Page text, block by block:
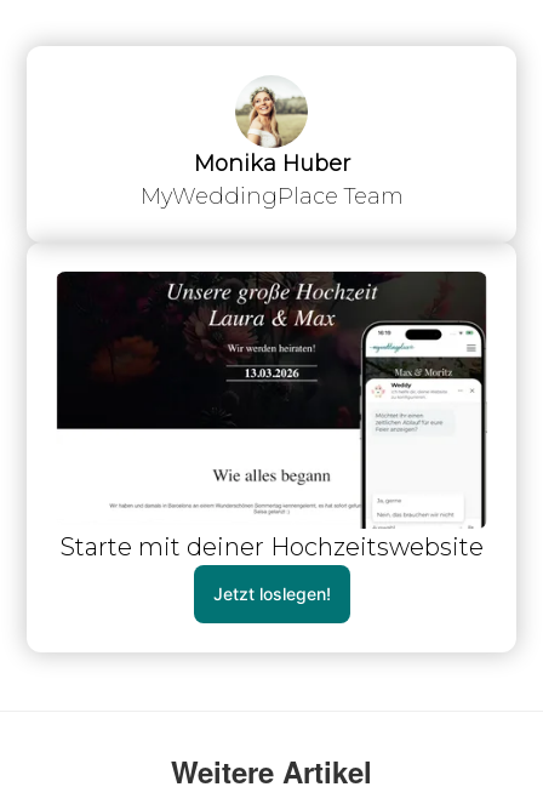
Weitere Artikel
Monika Huber
MyWeddingPlace Team
Starte mit deiner Hochzeitswebsite
Jetzt loslegen!